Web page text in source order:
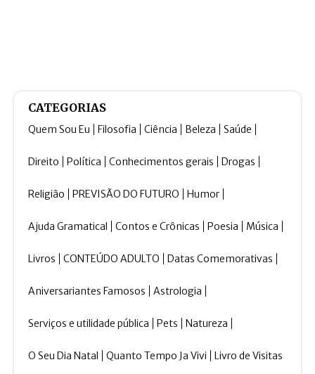
CATEGORIAS
Quem Sou Eu Filosofia Ciência Beleza Saúde
Direito Política Conhecimentos gerais Drogas
Religião PREVISÃO DO FUTURO Humor
Ajuda Gramatical Contos e Crônicas Poesia Música
Livros CONTEÚDO ADULTO Datas Comemorativas
Aniversariantes Famosos Astrologia
Serviços e utilidade pública Pets Natureza
O Seu Dia Natal Quanto Tempo Ja Vivi Livro de Visitas